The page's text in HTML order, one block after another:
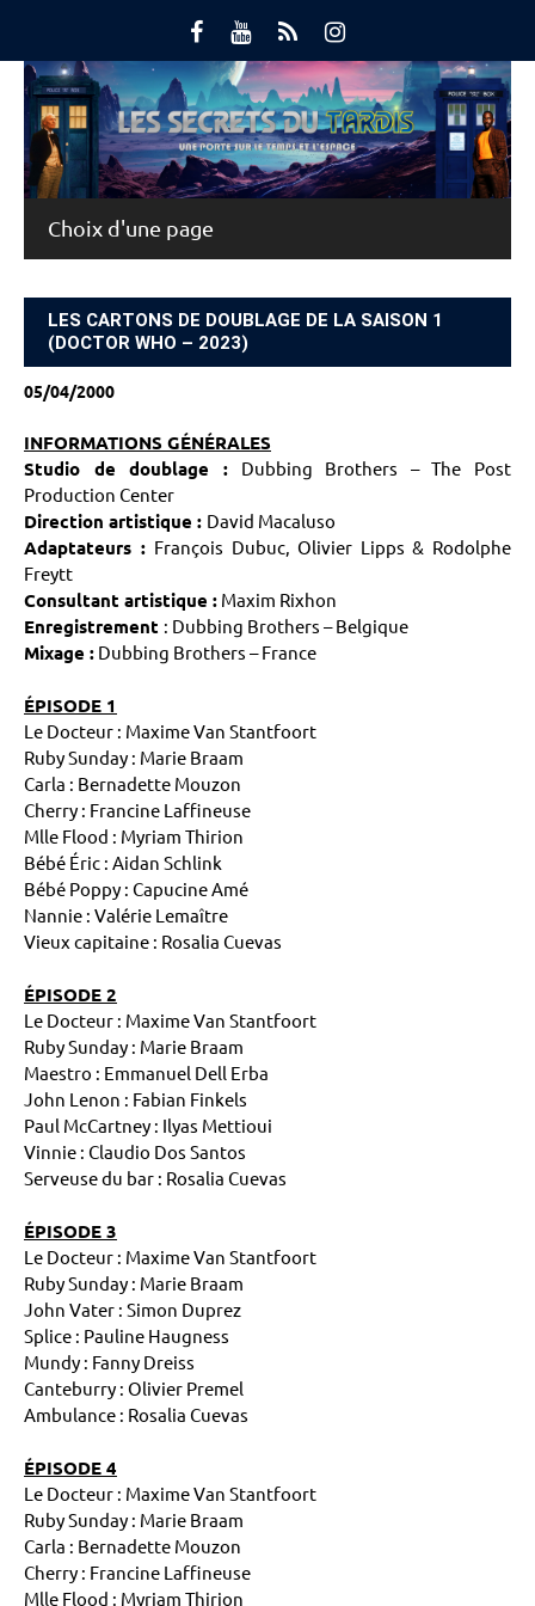
content
Main Menu
LES CARTONS DE DOUBLAGE DE LA SAISON 1
(DOCTOR WHO – 2023)
05/04/2000
INFORMATIONS GÉNÉRALES
Studio de doublage :Dubbing Brothers – The Post
Production Center
Direction artistique : David Macaluso
Adaptateurs : François Dubuc, Olivier Lipps & Rodolphe
Freytt
Consultant artistique : Maxim Rixhon
Enregistrement : Dubbing Brothers – Belgique
Mixage : Dubbing Brothers – France
ÉPISODE 1
Le Docteur : Maxime Van Stantfoort
Ruby Sunday : Marie Braam
Carla : Bernadette Mouzon
Cherry : Francine Laffineuse
Mlle Flood : Myriam Thirion
Bébé Éric : Aidan Schlink
Bébé Poppy : Capucine Amé
Nannie : Valérie Lemaître
Vieux capitaine : Rosalia Cuevas
ÉPISODE 2
Le Docteur : Maxime Van Stantfoort
Ruby Sunday : Marie Braam
Maestro : Emmanuel Dell Erba
John Lenon : Fabian Finkels
Paul McCartney : Ilyas Mettioui
Vinnie : Claudio Dos Santos
Serveuse du bar : Rosalia Cuevas
ÉPISODE 3
Le Docteur : Maxime Van Stantfoort
Ruby Sunday : Marie Braam
John Vater : Simon Duprez
Splice : Pauline Haugness
Mundy : Fanny Dreiss
Canteburry : Olivier Premel
Ambulance : Rosalia Cuevas
ÉPISODE 4
Le Docteur : Maxime Van Stantfoort
Ruby Sunday : Marie Braam
Carla : Bernadette Mouzon
Cherry : Francine Laffineuse
Mlle Flood : Myriam Thirion